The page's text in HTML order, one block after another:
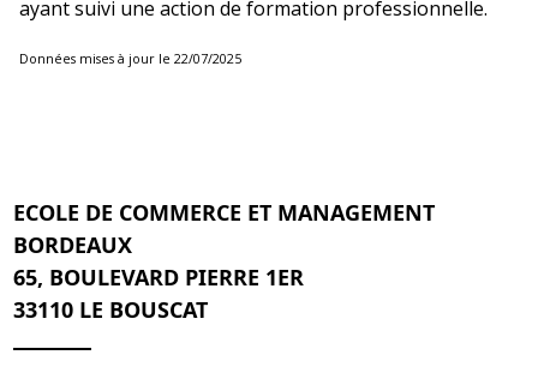
ayant suivi une action de formation professionnelle.
Données mises à jour le 22/07/2025
ECOLE DE COMMERCE ET MANAGEMENT
BORDEAUX
65, BOULEVARD PIERRE 1ER
33110 LE BOUSCAT